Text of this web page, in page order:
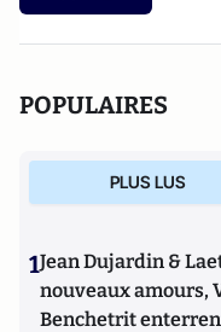
POPULAIRES
PLUS LUS
1Jean Dujardin &
nouveaux amours,
Benchetrit